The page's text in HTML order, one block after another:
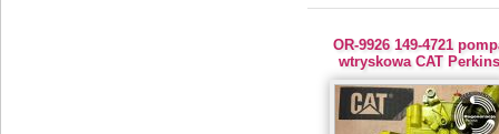
OR-9926 149-4721
wtryskowa CAT Perkins